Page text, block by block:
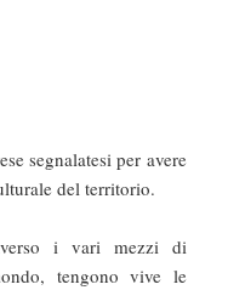
segnalatesi per avere
del territorio.
i vari mezzi di
tengono vive le